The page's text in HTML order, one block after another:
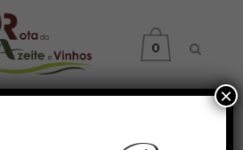
0
Produtos
×